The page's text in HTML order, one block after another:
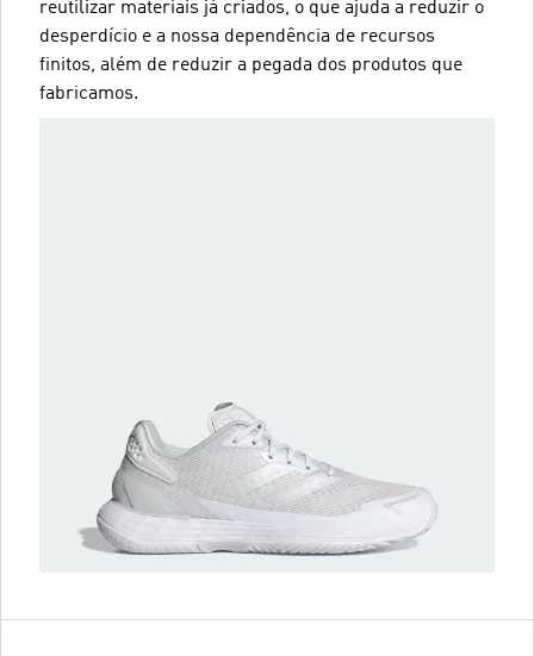
reutilizar materiais já criados, o que ajuda a reduzir o
desperdício e a nossa dependência de recursos
finitos, além de reduzir a pegada dos produtos que
fabricamos.